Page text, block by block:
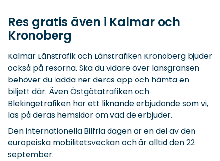
Res gratis även i Kalmar och
Kronoberg
Kalmar Länstrafik och Länstrafiken Kronoberg bjuder
också på resorna. Ska du vidare över länsgränsen
behöver du ladda ner deras app och hämta en
biljett där. Även Östgötatrafiken och
Blekingetrafiken har ett liknande erbjudande som vi,
läs på deras hemsidor om vad de erbjuder.
Den internationella Bilfria dagen är en del av den
europeiska mobilitetsveckan och är alltid den 22
september.